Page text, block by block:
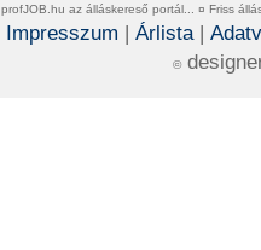
profJOB.hu az álláskereső portál... ¤ Friss
Impresszum | Árlista|
©